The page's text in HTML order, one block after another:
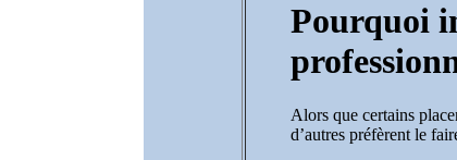
Pourquoi
Alors que certains
d’autres préfèrent le